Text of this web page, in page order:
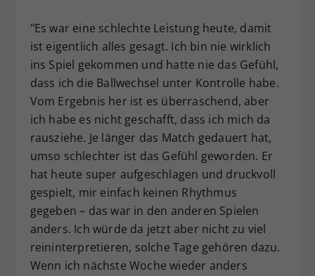
"Es war eine schlechte Leistung heute, damit
ist eigentlich alles gesagt. Ich bin nie wirklich
ins Spiel gekommen und hatte nie das Gefühl,
dass ich die Ballwechsel unter Kontrolle habe.
Vom Ergebnis her ist es überraschend, aber
ich habe es nicht geschafft, dass ich mich da
rausziehe. Je länger das Match gedauert hat,
umso schlechter ist das Gefühl geworden. Er
hat heute super aufgeschlagen und druckvoll
gespielt, mir einfach keinen Rhythmus
gegeben – das war in den anderen Spielen
anders. Ich würde da jetzt aber nicht zu viel
reininterpretieren, solche Tage gehören dazu.
Wenn ich nächste Woche wieder anders